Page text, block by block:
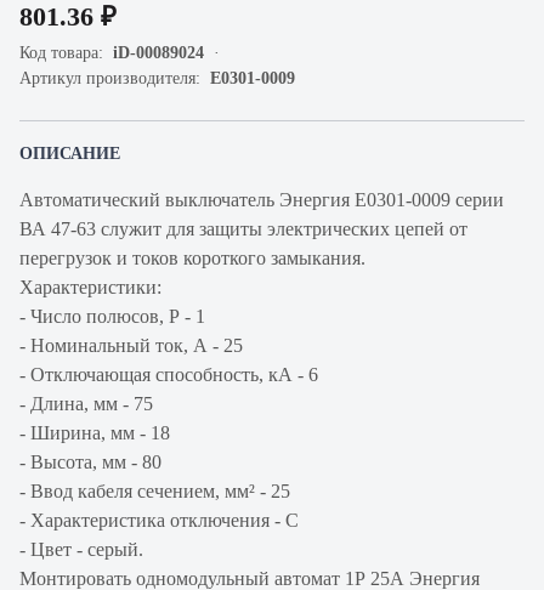
801.36 ₽
Код товара: iD-00089024
Артикул производителя: Е0301-0009
ОПИСАНИЕ
Автоматический выключатель Энергия Е0301-0009 серии
ВА 47-63 служит для защиты электрических цепей от
перегрузок и токов короткого замыкания.
Характеристики:
- Число полюсов, Р - 1
- Номинальный ток, А - 25
- Отключающая способность, кА - 6
- Длина, мм - 75
- Ширина, мм - 18
- Высота, мм - 80
- Ввод кабеля сечением, мм² - 25
- Характеристика отключения - С
- Цвет - серый.
Монтировать одномодульный автомат 1Р 25А Энергия